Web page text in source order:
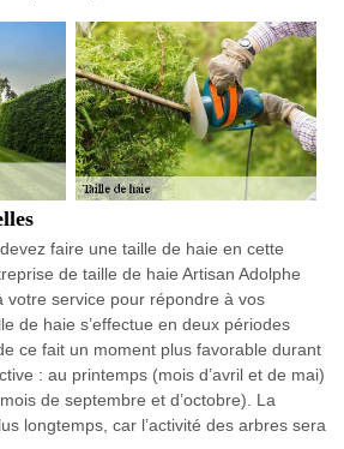
faire une taille de haie en cette
de taille de haie Artisan Adolphe
votre service pour répondre à vos
de haie s’effectue en deux périodes
ce fait un moment plus favorable durant
: au printemps (mois d’avril et de mai)
de septembre et d’octobre). La
longtemps, car l’activité des arbres sera